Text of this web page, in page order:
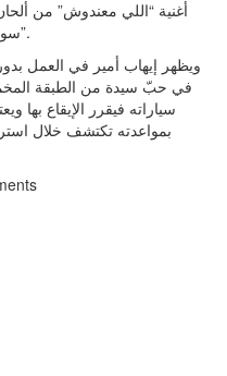
أغنية “اللي معندوش” من
ياسين الرامي وهي من توزيع DJ “سول إي”.
ويظهر إيهاب أمير في العمل
في حبّ سيدة من الطبقة
سياراته فيقرر الإيقاع بها
بمواعدته تكتشف خلال